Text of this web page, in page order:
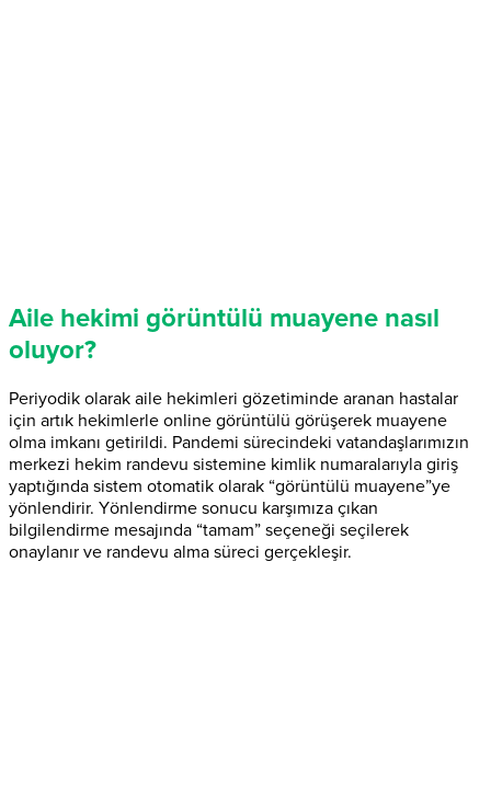
Aile hekimi görüntülü muayene nasıl
oluyor?
Periyodik olarak aile hekimleri gözetiminde aranan hastalar
için artık hekimlerle online görüntülü görüşerek muayene
olma imkanı getirildi. Pandemi sürecindeki vatandaşlarımızın
merkezi hekim randevu sistemine kimlik numaralarıyla giriş
yaptığında sistem otomatik olarak “görüntülü muayene”ye
yönlendirir. Yönlendirme sonucu karşımıza çıkan
bilgilendirme mesajında “tamam” seçeneği seçilerek
onaylanır ve randevu alma süreci gerçekleşir.